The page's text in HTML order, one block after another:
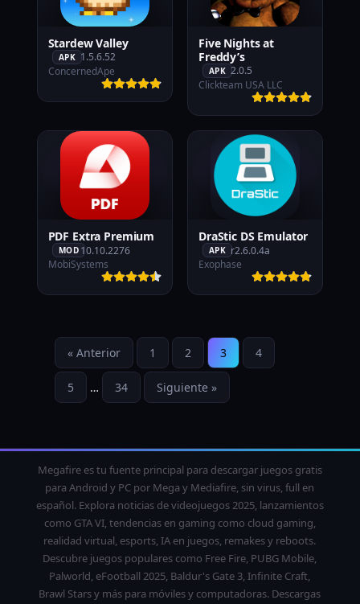
Stardew Valley
APK 1.5.6.52
ConcernedApe
Five Nights at
Freddy’s
APK 2.0.5
Clickteam USA LLC
PDF Extra Premium
MOD 10.10.2276
MobiSystems
DraStic DS Emulator
APK r2.6.0.4a
Exophase
« Anterior 1 2 3 4
5 … 34 Siguiente »
Megafire es tu fuente principal para descargar juegos gratis
para Android y PC por Mega y Mediafire, sin virus, full en
español. Explora noticias de videojuegos 2025, lanzamientos
como GTA VI, tendencias en gaming como cloud gaming,
realidad virtual, esports, IA en juegos, remakes y reboots.
Descubre juegos populares como Free Fire, PUBG Mobile,
Palworld, eFootball 2025, Baldur's Gate 3, Infinite Craft,
Brawl Stars y más para móviles y computadoras. Descargas